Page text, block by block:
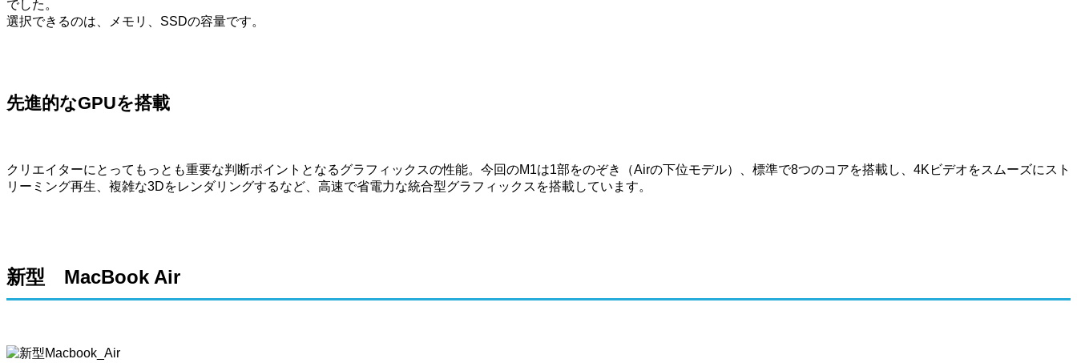
でした。
選択できるのは、メモリ、SSDの容量です。
先進的なGPUを搭載
クリエイターにとってもっとも重要な判断ポイントとなるグラフィックスの性能。今回のM1は1部をのぞき（Airの下位モデル）、標準で8つのコアを搭載し、4Kビデオをスムーズにスト
リーミング再生、複雑な3Dをレンダリングするなど、高速で省電力な統合型グラフィックスを搭載しています。
新型 MacBook Air